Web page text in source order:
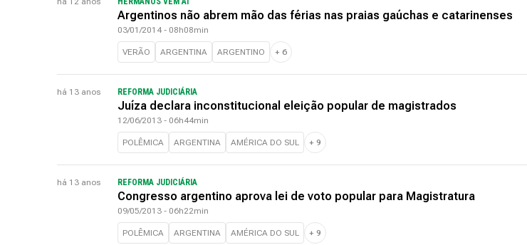
Argentinos não abrem mão das férias nas praias gaúchas e catarinenses
03/01/2014 - 08h08min
VERÃO ARGENTINA ARGENTINO + 6
há 13 anos REFORMA JUDICIÁRIA
Juíza declara inconstitucional eleição popular de magistrados
12/06/2013 - 06h44min
POLÊMICA ARGENTINA AMÉRICA DO SUL + 9
há 13 anos REFORMA JUDICIÁRIA
Congresso argentino aprova lei de voto popular para Magistratura
09/05/2013 - 06h22min
POLÊMICA ARGENTINA AMÉRICA DO SUL + 9